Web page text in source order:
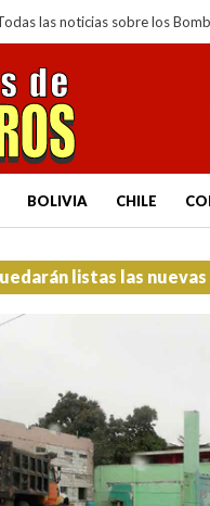
las noticias sobre los
BOLIVIA CHILE
listas las